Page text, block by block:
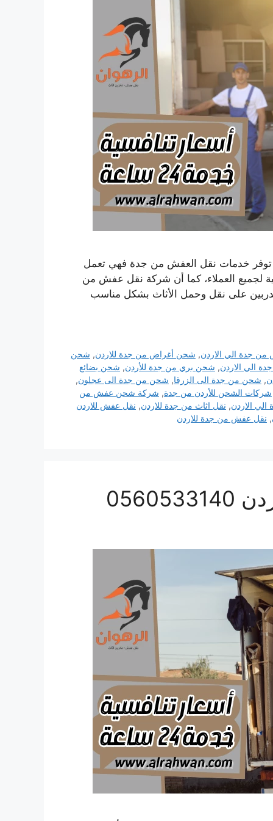
توفر خدمات نقل العفش من جدة فهي تعمل
لجميع العملاء، كما أن شركة نقل عفش من
على نقل وحمل الأثاث بشكل مناسب
جدة الي الاردن, شحن أغراض من جدة للاردن, شحن
الي الاردن, شحن بري من جدة للأردن, شحن بضائع
, شحن من جدة الى الزرقا, شحن من جدة الى عجلون,
شركات الشحن للأردن من جدة, شركة شحن عفش من
الاردن, نقل اثاث من جدة للاردن, نقل عفش للاردن
, نقل عفش من جدة للاردن